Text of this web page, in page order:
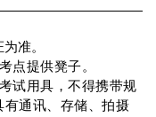
准。
点提供凳子。
试用具，不得携带规
有通讯、存储、拍摄